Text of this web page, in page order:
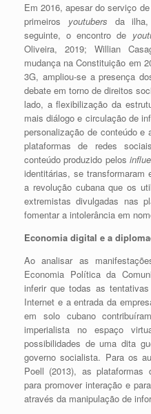
Em 2016, apesar do serviço
primeiros youtubers da
seguinte, o encontro de
Oliveira, 2019; Willian
mudança na Constituição em
3G, ampliou-se a presença
debate em torno de direitos
lado, a flexibilização da
mais diálogo e circulação de
personalização de conteúdo e
plataformas de redes
conteúdo produzido pelos
identitárias, se transformaram
a revolução cubana que os
extremistas divulgadas nas
fomentar a intolerância em
Economia digital e a
Ao analisar as
Economia Política da
inferir que todas as
Internet e a entrada da
em solo cubano
imperialista no espaço
possibilidades de uma dita
governo socialista. Para os
Poell (2013), as plataformas
para promover interação e
através da manipulação de